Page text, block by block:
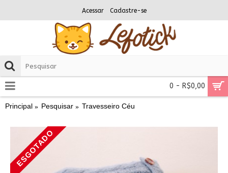
Acessar Cadastre-se
0 - R$0,00
Principal Pesquisar Travesseiro Céu
ESGOTADO